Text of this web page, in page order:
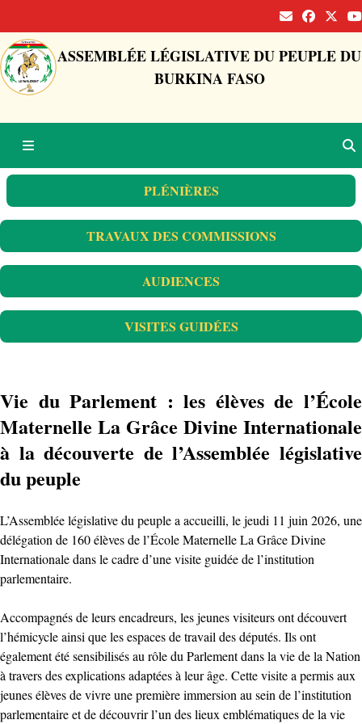
ASSEMBLÉE LÉGISLATIVE DU PEUPLE DU
BURKINA FASO
PLÉNIÈRES
TRAVAUX DES COMMISSIONS
AUDIENCES
VISITES GUIDÉES
Vie du Parlement : les élèves de l’École
Maternelle La Grâce Divine Internationale
à la découverte de l’Assemblée législative
du peuple
L’Assemblée législative du peuple a accueilli, le jeudi 11 juin 2026, une
délégation de 160 élèves de l’École Maternelle La Grâce Divine
Internationale dans le cadre d’une visite guidée de l’institution
parlementaire.
Accompagnés de leurs encadreurs, les jeunes visiteurs ont découvert
l’hémicycle ainsi que les espaces de travail des députés. Ils ont
également été sensibilisés au rôle du Parlement dans la vie de la Nation
à travers des explications adaptées à leur âge. Cette visite a permis aux
jeunes élèves de vivre une première immersion au sein de l’institution
parlementaire et de découvrir l’un des lieux emblématiques de la vie